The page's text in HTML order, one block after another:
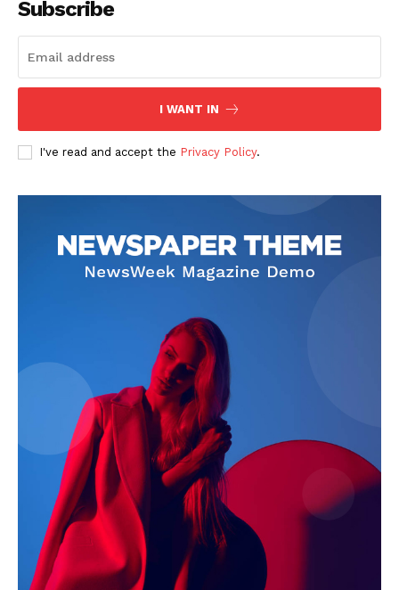
SUSCRIBETE
Nosotros
Subscribe
I WANT IN
I've read and accept the Privacy Policy.